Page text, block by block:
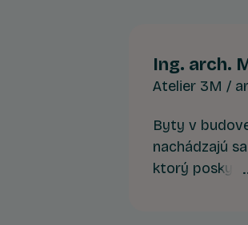
Ing. arch.
Atelier 3M /
Byty v
nachádzajú
ktorý